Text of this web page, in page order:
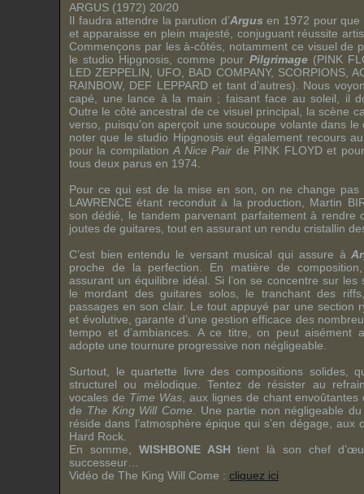
ARGUS (1972) 20/20
Il faudra attendre la parution d’Argus en 1972 pour que
et apparaisse en plein majesté, conjuguant réussite
Commençons par les à-côtés, notamment ce visuel de
le studio Hipgnosis, comme pour Pilgrimage(PINK
LED ZEPPELIN
UFO BAD COMPANY, SCORPIONS,
RAINBOW, DEF LEPPARDet tant d’autres). Nous
capé, une lance à la main ; faisant face au soleil, il
Outre le côté ancestral de ce visuel principal, la scène
verso, puisqu’on aperçoit une soucoupe volante dans
noter que le studio Hipgnosis eut également recours
pour la compilationA Nice Pair de PINK FLOYDet
tous deux parus en 1974.
Pour ce qui est de la mise en son, on ne change
LAWRENCE étant reconduit à la production, Martin
son dédié, le tandem parvenant parfaitement à rendre
joutes de guitares, tout en assurant un rendu cristallin
C’est bien entendu le versant musical qui assure à
proche de la perfection. En matière de
assurant un équilibre idéal. Si l’on se concentre sur
le mordant des guitares solos, le tranchant des
passages en son clair. Le tout appuyé par une section
et évolutive, garante d’une gestion efficace des
tempo et d’ambiances. A ce titre, on peut aisément
adopte une tournure progressive non négligeable.
Surtout, le quartette livre des compositions solides,
structurel ou mélodique. Tentez de résister au
vocales de Time Was, aux lignes de chant
de The King Will Come . Une partie non négligeable
réside dans l’atmosphère épique qui s’en dégage,
Hard Rock.
En somme, WISHBONE ASH tient là son chef
successeur…
Vidéo de The King Will Come : cliquez ici